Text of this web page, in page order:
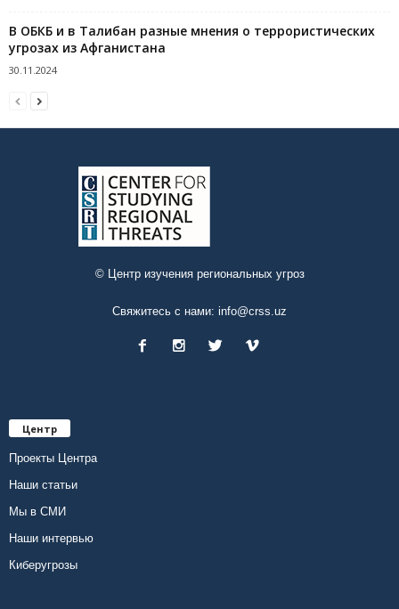
В ОБКБ и в Талибан разные мнения о террористических
угрозах из Афганистана
30.11.2024
© Центр изучения региональных угроз
Свяжитесь с нами: info@crss.uz
Центр
Проекты Центра
Наши статьи
Мы в СМИ
Наши интервью
Киберугрозы